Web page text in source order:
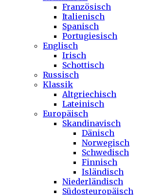
Französisch
Italienisch
Spanisch
Portugiesisch
Englisch
Irisch
Schottisch
Russisch
Klassik
Altgriechisch
Lateinisch
Europäisch
Skandinavisch
Dänisch
Norwegisch
Schwedisch
Finnisch
Isländisch
Niederländisch
Südosteuropäisch